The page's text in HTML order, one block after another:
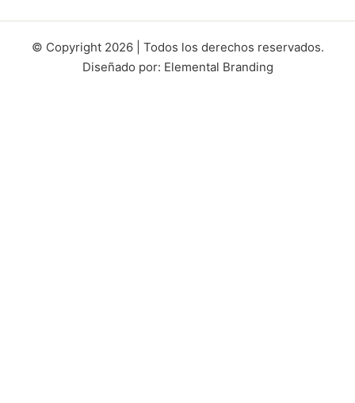
© Copyright 2026 | Todos los derechos reservados.
Diseñado por: Elemental Branding